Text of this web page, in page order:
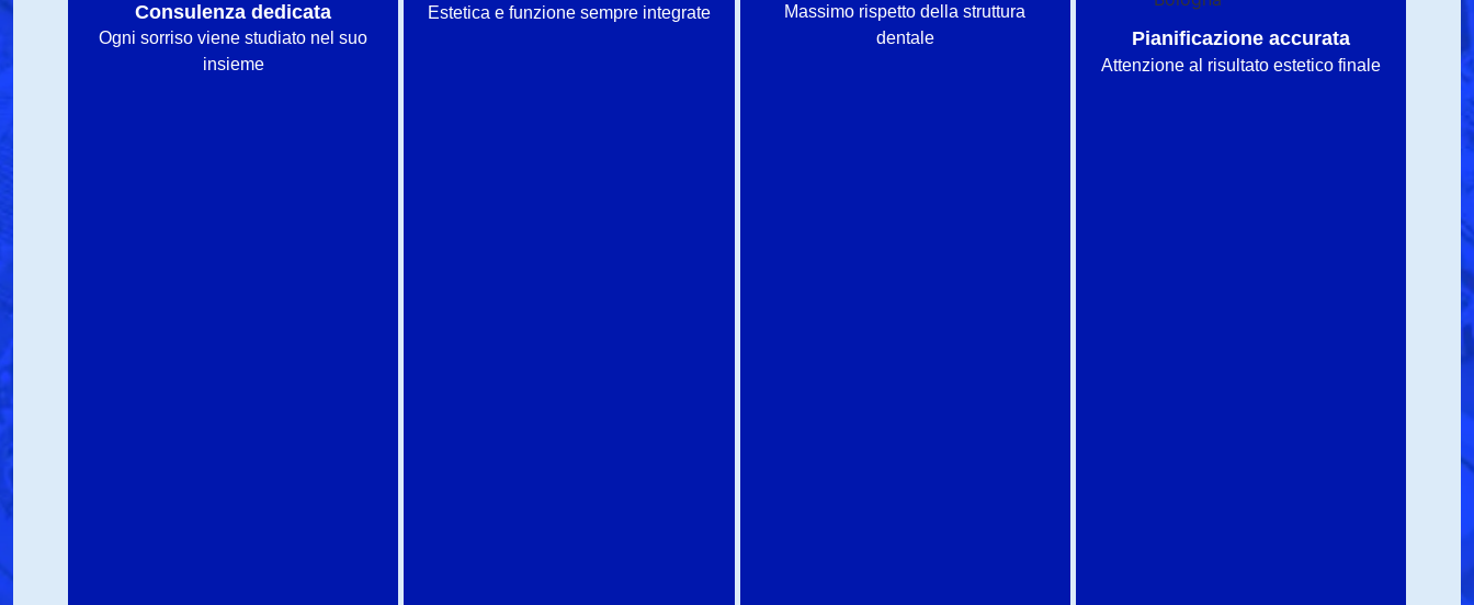
Consulenza dedicata
Ogni sorriso viene studiato nel suo
insieme
Estetica e funzione sempre integrate
Massimo rispetto della struttura
dentale
Pianificazione accurata
Attenzione al risultato estetico finale